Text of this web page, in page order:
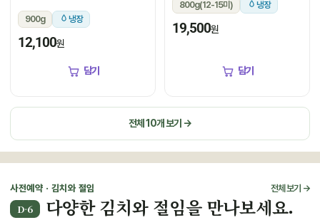
900g 냉장
12,100원
담기
800g(12-15미) 냉장
19,500원
담기
전체 10개 보기 →
사전예약 · 김치와 절임 전체 보기 →
D-6 다양한 김치와 절임을 만나보세요.